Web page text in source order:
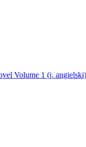
Volume 1 (j. angielski)